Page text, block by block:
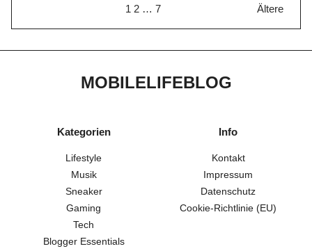
1 2 … 7 Ältere
MOBILELIFEBLOG
Kategorien
Lifestyle
Musik
Sneaker
Gaming
Tech
Blogger Essentials
Info
Kontakt
Impressum
Datenschutz
Cookie-Richtlinie (EU)